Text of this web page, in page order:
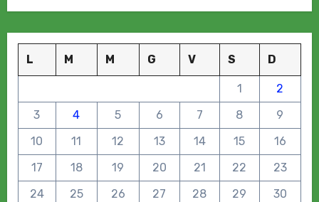
L M M G V S D
1
2
3
4 5 6 7 8
9
10
11 12 13 14 15
16
17
18 19 20 21 22
23
24
25 26 27 28 29
30